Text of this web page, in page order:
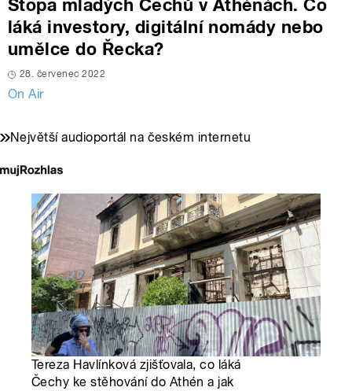
Stopa mladých Čechů v Athénách. Co
láká investory, digitální nomády nebo
umělce do Řecka?
28. červenec 2022
On Air
Největší audioportál na českém internetu
Tereza Havlínková zjišťovala, co láká
Čechy ke stěhování do Athén a jak